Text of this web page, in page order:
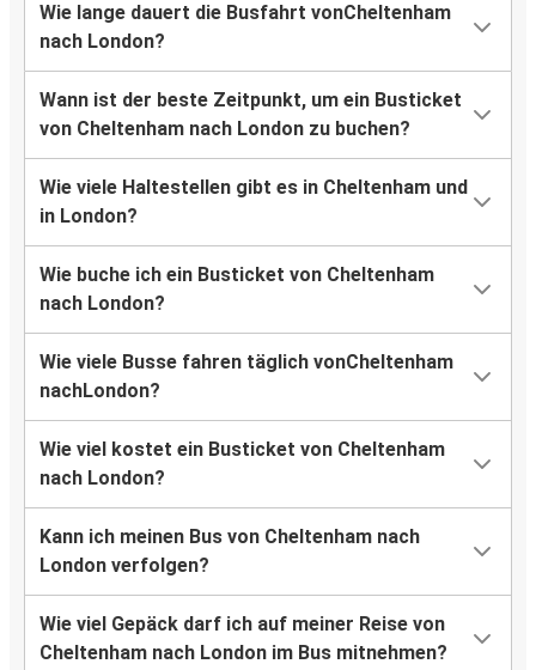
Wie lange dauert die Busfahrt vonCheltenham
nach London?
Wann ist der beste Zeitpunkt, um ein Busticket
von Cheltenham nach London zu buchen?
Wie viele Haltestellen gibt es in Cheltenham und
in London?
Wie buche ich ein Busticket von Cheltenham
nach London?
Wie viele Busse fahren täglich vonCheltenham
nachLondon?
Wie viel kostet ein Busticket von Cheltenham
nach London?
Kann ich meinen Bus von Cheltenham nach
London verfolgen?
Wie viel Gepäck darf ich auf meiner Reise von
Cheltenham nach London im Bus mitnehmen?